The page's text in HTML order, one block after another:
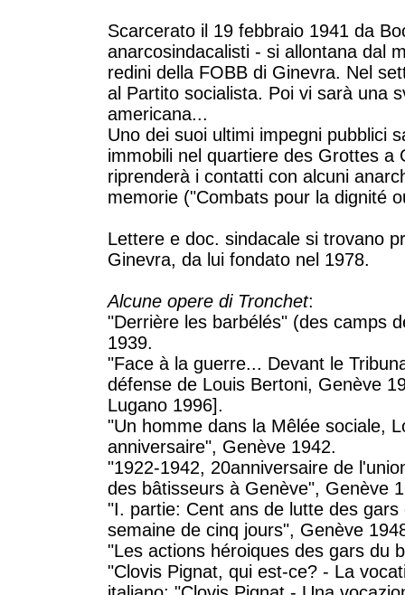
Scarcerato il 19 febbraio 1941 da
anarcosindacalisti - si allontana dal
redini della FOBB di Ginevra. Nel
al Partito socialista. Poi vi sarà una
americana...
Uno dei suoi ultimi impegni pubblici
immobili nel quartiere des Grottes a
riprenderà i contatti con alcuni
memorie ("Combats pour la dignité
Lettere e doc. sindacale si trovano
Ginevra, da lui fondato nel 1978.
Alcune opere di Tronchet:
"Derrière les barbélés" (des camps
1939.
"Face à la guerre... Devant le
défense de Louis Bertoni, Genève
Lugano 1996].
"Un homme dans la Mêlée sociale,
anniversaire", Genève 1942.
"1922-1942, 20anniversaire de
des bâtisseurs à Genève", Genève
"I. partie: Cent ans de lutte des
semaine de cinq jours", Genève
"Les actions héroiques des gars du
"Clovis Pignat, qui est-ce? - La